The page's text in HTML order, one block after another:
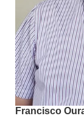
Francisco